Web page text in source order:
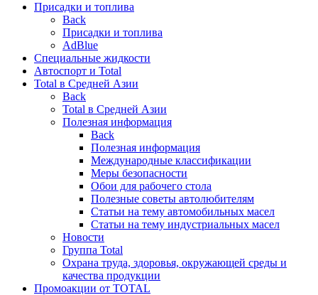
Присадки и топлива
Back
Присадки и топлива
AdBlue
Специальные жидкости
Автоспорт и Total
Total в Средней Азии
Back
Total в Средней Азии
Полезная информация
Back
Полезная информация
Международные классификации
Меры безопасности
Обои для рабочего стола
Полезные советы автолюбителям
Статьи на тему автомобильных масел
Статьи на тему индустриальных масел
Новости
Группа Total
Охрана труда, здоровья, окружающей среды и
качества продукции
Промоакции от TOTAL